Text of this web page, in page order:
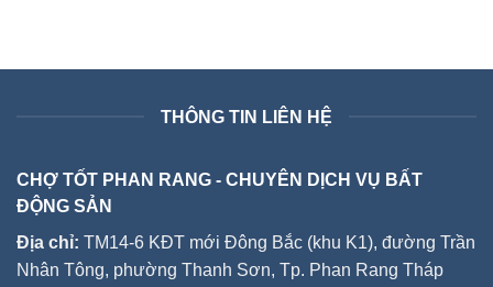
THÔNG TIN LIÊN HỆ
CHỢ TỐT PHAN RANG - CHUYÊN DỊCH VỤ BẤT
ĐỘNG SẢN
Địa chỉ: TM14-6 KĐT mới Đông Bắc (khu K1), đường Trần
Nhân Tông, phường Thanh Sơn, Tp. Phan Rang Tháp